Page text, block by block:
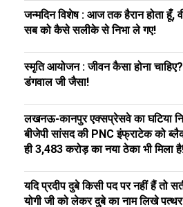
जन्मदिन विशेष : आज तक हैरान होता हूँ,
सब को कैसे सलीके से निभा ले गए!
स्मृति आयोजन : जीवन कैसा होना
डंगवाल जी जैसा!
लखनऊ-कानपुर एक्सप्रेसवे का घटिया
बीजेपी सांसद की PNC इंफ्राटेक को
ही ₹3,483 करोड़ का नया ठेका भी मिला
यदि प्रदीप दुबे किसी पद पर नहीं हैं तो
योगी जी को लेकर दुबे का नाम लिखे